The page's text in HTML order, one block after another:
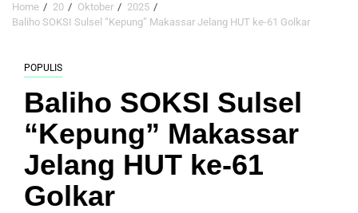
Home 20 Oktober
2025
Baliho SOKSI Sulsel “Kepung” Makassar Jelang HUT ke-61 Golkar
POPULIS
Baliho SOKSI Sulsel
“Kepung” Makassar
Jelang HUT ke-61
Golkar